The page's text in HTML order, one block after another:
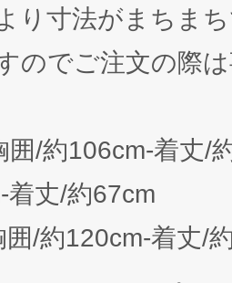
り寸法がまちま
のでご注文の際
囲/約106cm-着丈/
着丈/約67cm
/約120cm-着丈/